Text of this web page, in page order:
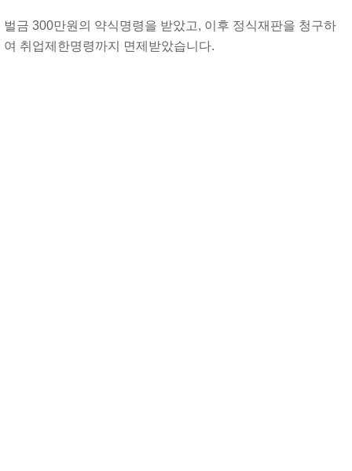
벌금 300만원의 약식명령을 받았고, 이후 정식재판을 청구하
여 취업제한명령까지 면제받았습니다.